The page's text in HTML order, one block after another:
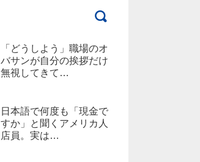
「どうしよう」職場のオ
バサンが自分の挨拶だけ
無視してきて…
日本語で何度も「現金で
すか」と聞くアメリカ人
店員。実は…